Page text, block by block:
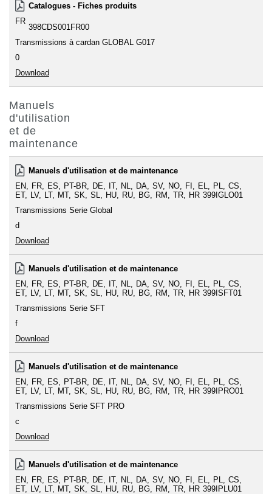
Catalogues - Fiches produits
FR
398CDS001FR00
Transmissions à cardan GLOBAL G017
0
Download
Manuels
d'utilisation
et de
maintenance
Manuels d'utilisation et de maintenance
EN
FR ES PT-BR DE IT NL DA SV NO FI EL PL
CS
ET
LV LT MT SK SL HU RU BG RM TR HR 399IGLO01
Transmissions Serie Global
d
Download
Manuels d'utilisation et de maintenance
EN
FR ES PT-BR DE IT NL DA SV NO FI EL PL
CS
ET
LV LT MT SK SL HU RU BG RM TR HR 399ISFT01
Transmissions Serie SFT
f
Download
Manuels d'utilisation et de maintenance
EN
FR ES PT-BR DE IT NL DA SV NO FI EL PL
CS
ET
LV LT MT SK SL HU RU BG RM TR HR 399IPRO01
Transmissions Serie SFT PRO
c
Download
Manuels d'utilisation et de maintenance
EN
FR ES PT-BR DE IT NL DA SV NO FI EL PL
CS
ET
LV LT MT SK SL HU RU BG RM TR HR 399IPLU01